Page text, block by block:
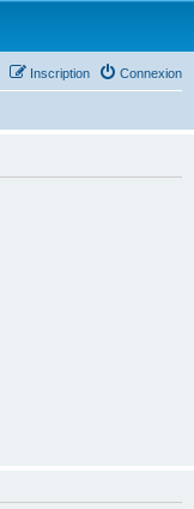
Connexion
Inscription